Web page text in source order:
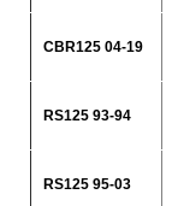
CBR125 04-19
RS125 93-94
RS125 95-03